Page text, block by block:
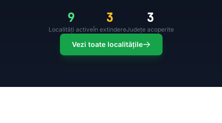
9
Localități active
3
În extindere
3
Județe acoperite
Vezi toate localitățile